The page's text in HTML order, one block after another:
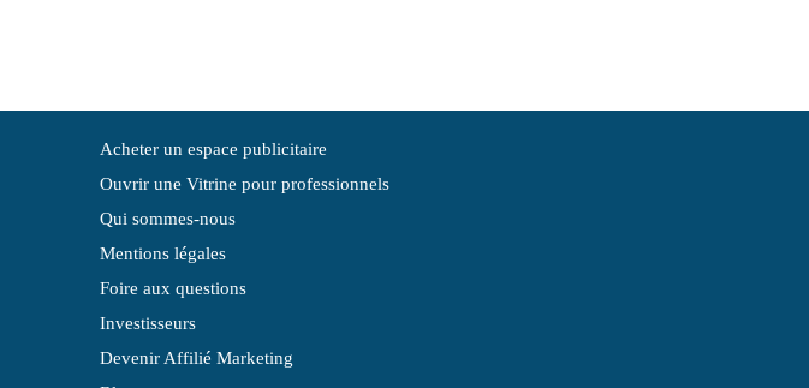
Acheter un espace publicitaire
Ouvrir une Vitrine pour professionnels
Qui sommes-nous
Mentions légales
Foire aux questions
Investisseurs
Devenir Affilié Marketing